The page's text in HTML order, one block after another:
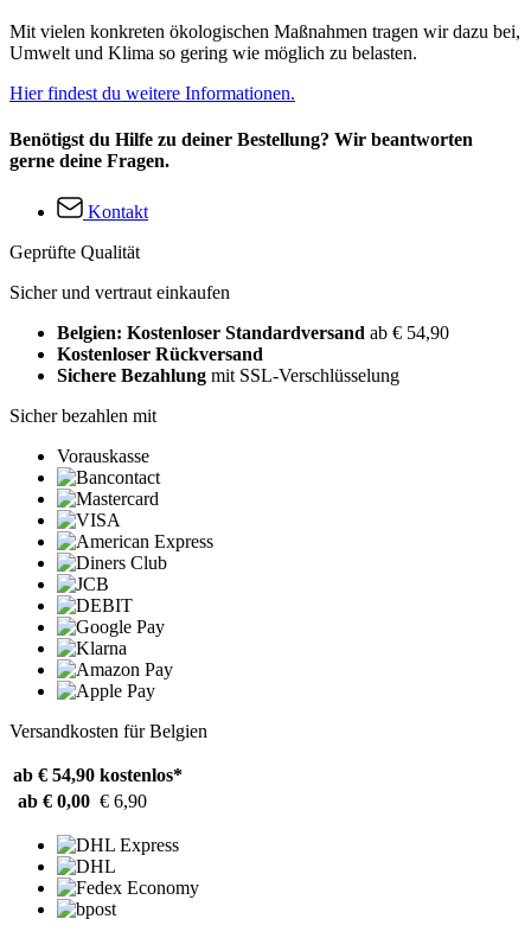
Mit vielen konkreten ökologischen Maßnahmen tragen wir dazu bei,
Umwelt und Klima so gering wie möglich zu belasten.
Hier findest du weitere Informationen.
Benötigst du Hilfe zu deiner Bestellung? Wir beantworten
gerne deine Fragen.
Kontakt
Geprüfte Qualität
Sicher und vertraut einkaufen
Belgien: Kostenloser Standardversand ab € 54,90
Kostenloser Rückversand
Sichere Bezahlung mit SSL-Verschlüsselung
Sicher bezahlen mit
Vorauskasse
Versandkosten für Belgien
ab € 54,90 kostenlos*
ab € 0,00 € 6,90